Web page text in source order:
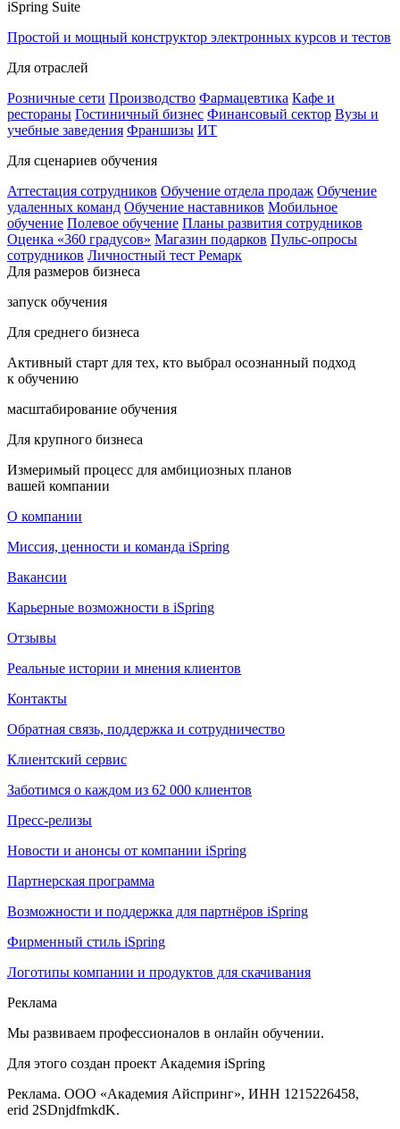
iSpring Suite
Простой и мощный конструктор электронных курсов и тестов
Для отраслей
Розничные сети Производство Фармацевтика Кафе и
рестораны Гостиничный бизнес Финансовый сектор Вузы и
учебные заведения Франшизы ИТ
Для сценариев обучения
Аттестация сотрудников Обучение отдела продаж Обучение
удаленных команд Обучение наставников Мобильное
обучение Полевое обучение Планы развития сотрудников
Оценка «360 градусов» Магазин подарков Пульс-опросы
сотрудников Личностный тест Ремарк
Для размеров бизнеса
запуск обучения
Для среднего бизнеса
Активный старт для тех, кто выбрал осознанный подход
к обучению
масштабирование обучения
Для крупного бизнеса
Измеримый процесс для амбициозных планов
вашей компании
О компании
Миссия, ценности и команда iSpring
Вакансии
Карьерные возможности в iSpring
Отзывы
Реальные истории и мнения клиентов
Контакты
Обратная связь, поддержка и сотрудничество
Клиентский сервис
Заботимся о каждом из 62 000 клиентов
Пресс-релизы
Новости и анонсы от компании iSpring
Партнерская программа
Возможности и поддержка для партнёров iSpring
Фирменный стиль iSpring
Логотипы компании и продуктов для скачивания
Реклама
Мы развиваем профессионалов в онлайн обучении.
Для этого создан проект Академия iSpring
Реклама. ООО «Академия Айспринг», ИНН 1215226458,
erid 2SDnjdfmkdK.